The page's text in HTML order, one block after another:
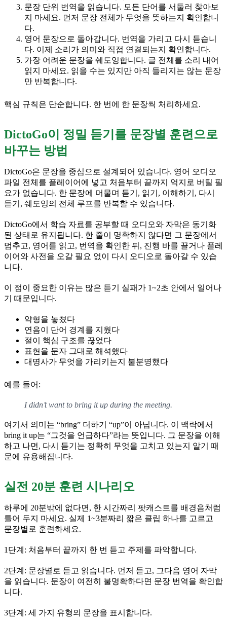
문장 단위 번역을 읽습니다. 모든 단어를 서둘러 찾아보
지 마세요. 먼저 문장 전체가 무엇을 뜻하는지 확인합니
다.
영어 문장으로 돌아갑니다. 번역을 가리고 다시 듣습니
다. 이제 소리가 의미와 직접 연결되는지 확인합니다.
가장 어려운 문장을 쉐도잉합니다. 글 전체를 소리 내어
읽지 마세요. 읽을 수는 있지만 아직 들리지는 않는 문장
만 반복합니다.
핵심 규칙은 단순합니다. 한 번에 한 문장씩 처리하세요.
DictoGo이 정밀 듣기를 문장별 훈련으로
바꾸는 방법
DictoGo은 문장을 중심으로 설계되어 있습니다. 영어 오디오
파일 전체를 플레이어에 넣고 처음부터 끝까지 억지로 버틸 필
요가 없습니다. 한 문장에 머물며 듣기, 읽기, 이해하기, 다시
듣기, 쉐도잉의 전체 루프를 반복할 수 있습니다.
DictoGo에서 학습 자료를 공부할 때 오디오와 자막은 동기화
된 상태로 유지됩니다. 한 줄이 명확하지 않다면 그 문장에서
멈추고, 영어를 읽고, 번역을 확인한 뒤, 진행 바를 끌거나 플레
이어와 사전을 오갈 필요 없이 다시 오디오로 돌아갈 수 있습
니다.
이 점이 중요한 이유는 많은 듣기 실패가 1~2초 안에서 일어나
기 때문입니다.
약형을 놓쳤다
연음이 단어 경계를 지웠다
절이 핵심 구조를 끊었다
표현을 문자 그대로 해석했다
대명사가 무엇을 가리키는지 불분명했다
예를 들어:
I didn’t want to bring it up during the meeting.
여기서 의미는 “bring” 더하기 “up”이 아닙니다. 이 맥락에서
bring it up는 “그것을 언급하다”라는 뜻입니다. 그 문장을 이해
하고 나면, 다시 듣기는 정확히 무엇을 고치고 있는지 알기 때
문에 유용해집니다.
실전 20분 훈련 시나리오
하루에 20분밖에 없다면, 한 시간짜리 팟캐스트를 배경음처럼
틀어 두지 마세요. 실제 1~3분짜리 짧은 클립 하나를 고르고
문장별로 훈련하세요.
1단계: 처음부터 끝까지 한 번 듣고 주제를 파악합니다.
2단계: 문장별로 듣고 읽습니다. 먼저 듣고, 그다음 영어 자막
을 읽습니다. 문장이 여전히 불명확하다면 문장 번역을 확인합
니다.
3단계: 세 가지 유형의 문장을 표시합니다.